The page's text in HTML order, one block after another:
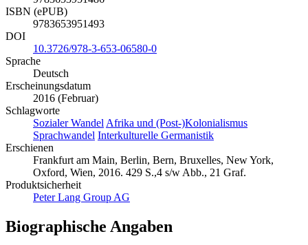
ISBN (ePUB)
9783653951493
DOI
10.3726/978-3-653-06580-0
Sprache
Deutsch
Erscheinungsdatum
2016 (Februar)
Schlagworte
Sozialer Wandel Afrika und (Post-)Kolonialismus
Sprachwandel Interkulturelle Germanistik
Erschienen
Frankfurt am Main, Berlin, Bern, Bruxelles, New York,
Oxford, Wien, 2016. 429 S.,4 s/w Abb., 21 Graf.
Produktsicherheit
Peter Lang Group AG
Biographische Angaben